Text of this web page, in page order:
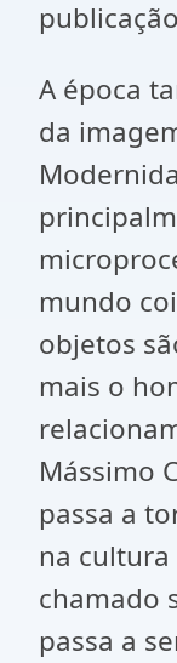
A época
da
mundo
objetos
mais o
Mássimo
passa a
na
chamado
passa a